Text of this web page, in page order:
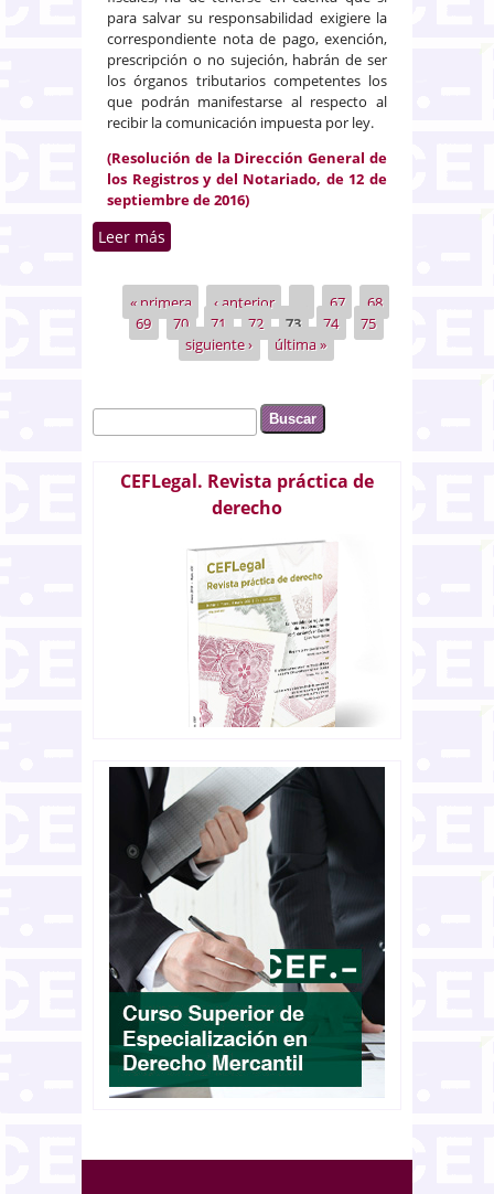
para salvar su responsabilidad exigiere la
correspondiente nota de pago, exención,
prescripción o no sujeción, habrán de ser
los órganos tributarios competentes los
que podrán manifestarse al respecto al
recibir la comunicación impuesta por ley.
(Resolución de la Dirección General de
los Registros y del Notariado, de 12 de
septiembre de 2016)
Leer más
Sujeción al ITPAJD
Páginas
« primera ‹ anterior 67
68
69
70 71 72 73 74
75
siguiente ›
última »
Formulario de búsqueda
Buscar
CEFLegal. Revista práctica de
derecho